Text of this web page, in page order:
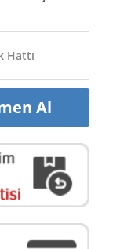
Hattı
Al